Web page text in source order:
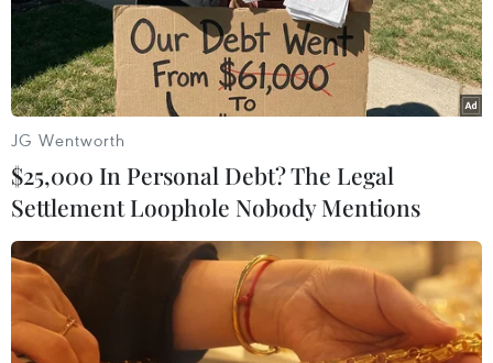
Bài hát nói về tình yêu của những lứa đôi phải xa cách vì đại
dịch. (Ảnh: PV/Vietnam+)
JG Wentworth
$25,000 In Personal Debt? The Legal
Settlement Loophole Nobody Mentions